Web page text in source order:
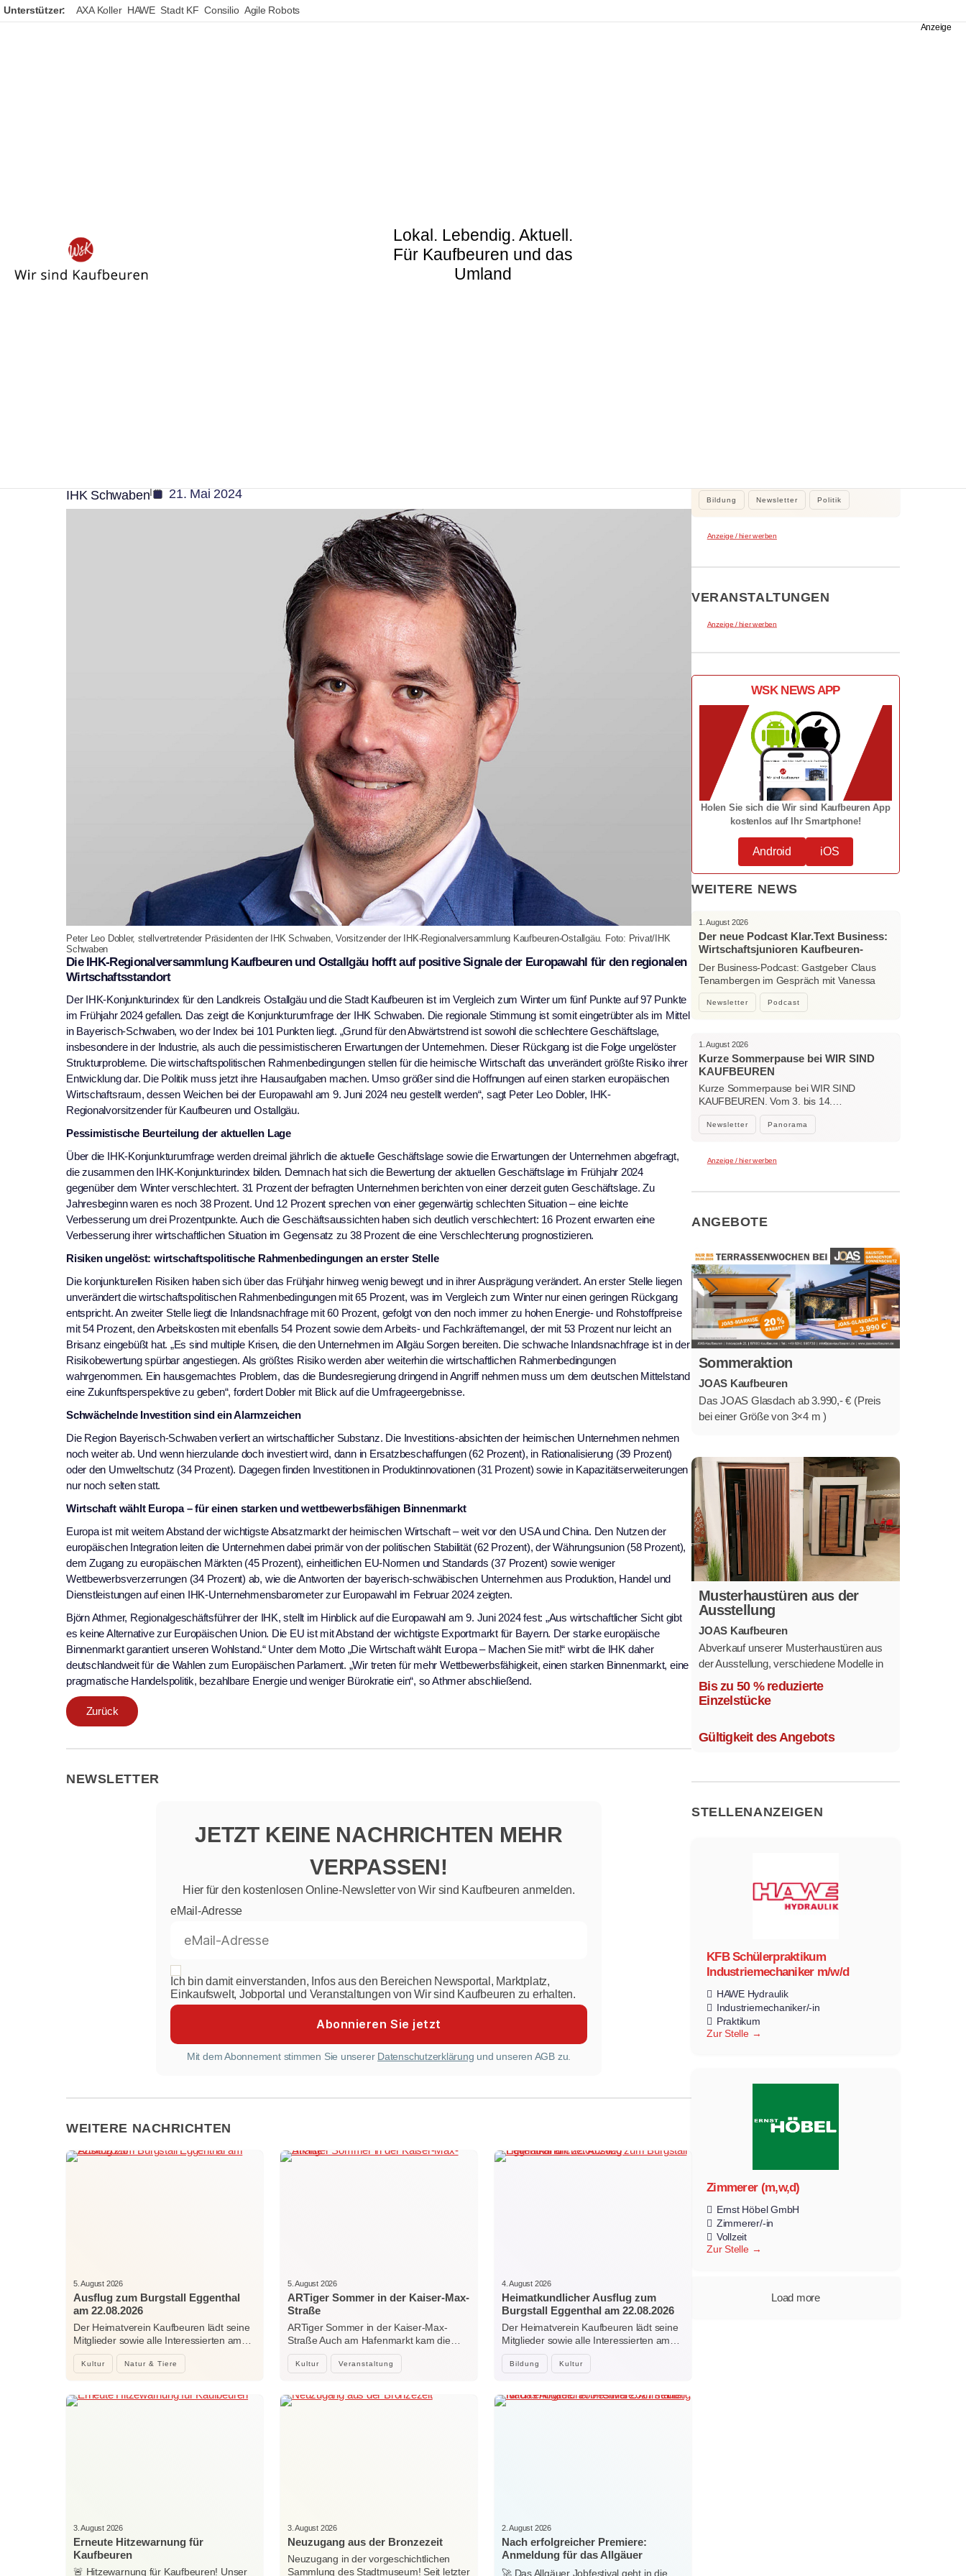
Unterstützer: AXA Koller HAWE Stadt KF Consilio Agile Robots
Lokal. Lebendig. Aktuell.
Für Kaufbeuren und das
Umland
IHK Schwaben| 21. Mai 2024
Peter Leo Dobler, stellvertretender Präsidenten der IHK Schwaben, Vorsitzender der IHK-Regionalversammlung Kaufbeuren-Ostallgäu. Foto: Privat/IHK
Schwaben
Die IHK-Regionalversammlung Kaufbeuren und Ostallgäu hofft auf positive Signale der Europawahl für den regionalen
Wirtschaftsstandort
Der IHK-Konjunkturindex für den Landkreis Ostallgäu und die Stadt Kaufbeuren ist im Vergleich zum Winter um fünf Punkte auf 97 Punkte
im Frühjahr 2024 gefallen. Das zeigt die Konjunkturumfrage der IHK Schwaben. Die regionale Stimmung ist somit eingetrübter als im Mittel
in Bayerisch-Schwaben, wo der Index bei 101 Punkten liegt. „Grund für den Abwärtstrend ist sowohl die schlechtere Geschäftslage,
insbesondere in der Industrie, als auch die pessimistischeren Erwartungen der Unternehmen. Dieser Rückgang ist die Folge ungelöster
Strukturprobleme. Die wirtschaftspolitischen Rahmenbedingungen stellen für die heimische Wirtschaft das unverändert größte Risiko ihrer
Entwicklung dar. Die Politik muss jetzt ihre Hausaufgaben machen. Umso größer sind die Hoffnungen auf einen starken europäischen
Wirtschaftsraum, dessen Weichen bei der Europawahl am 9. Juni 2024 neu gestellt werden“, sagt Peter Leo Dobler, IHK-
Regionalvorsitzender für Kaufbeuren und Ostallgäu.
Pessimistische Beurteilung der aktuellen Lage
Über die IHK-Konjunkturumfrage werden dreimal jährlich die aktuelle Geschäftslage sowie die Erwartungen der Unternehmen abgefragt,
die zusammen den IHK-Konjunkturindex bilden. Demnach hat sich die Bewertung der aktuellen Geschäftslage im Frühjahr 2024
gegenüber dem Winter verschlechtert. 31 Prozent der befragten Unternehmen berichten von einer derzeit guten Geschäftslage. Zu
Jahresbeginn waren es noch 38 Prozent. Und 12 Prozent sprechen von einer gegenwärtig schlechten Situation – eine leichte
Verbesserung um drei Prozentpunkte. Auch die Geschäftsaussichten haben sich deutlich verschlechtert: 16 Prozent erwarten eine
Verbesserung ihrer wirtschaftlichen Situation im Gegensatz zu 38 Prozent die eine Verschlechterung prognostizieren.
Risiken ungelöst: wirtschaftspolitische Rahmenbedingungen an erster Stelle
Die konjunkturellen Risiken haben sich über das Frühjahr hinweg wenig bewegt und in ihrer Ausprägung verändert. An erster Stelle liegen
unverändert die wirtschaftspolitischen Rahmenbedingungen mit 65 Prozent, was im Vergleich zum Winter nur einen geringen Rückgang
entspricht. An zweiter Stelle liegt die Inlandsnachfrage mit 60 Prozent, gefolgt von den noch immer zu hohen Energie- und Rohstoffpreise
mit 54 Prozent, den Arbeitskosten mit ebenfalls 54 Prozent sowie dem Arbeits- und Fachkräftemangel, der mit 53 Prozent nur leicht an
Brisanz eingebüßt hat. „Es sind multiple Krisen, die den Unternehmen im Allgäu Sorgen bereiten. Die schwache Inlandsnachfrage ist in der
Risikobewertung spürbar angestiegen. Als größtes Risiko werden aber weiterhin die wirtschaftlichen Rahmenbedingungen
wahrgenommen. Ein hausgemachtes Problem, das die Bundesregierung dringend in Angriff nehmen muss um dem deutschen Mittelstand
eine Zukunftsperspektive zu geben“, fordert Dobler mit Blick auf die Umfrageergebnisse.
Schwächelnde Investition sind ein Alarmzeichen
Die Region Bayerisch-Schwaben verliert an wirtschaftlicher Substanz. Die Investitions-absichten der heimischen Unternehmen nehmen
noch weiter ab. Und wenn hierzulande doch investiert wird, dann in Ersatzbeschaffungen (62 Prozent), in Rationalisierung (39 Prozent)
oder den Umweltschutz (34 Prozent). Dagegen finden Investitionen in Produktinnovationen (31 Prozent) sowie in Kapazitätserweiterungen
nur noch selten statt.
Wirtschaft wählt Europa – für einen starken und wettbewerbsfähigen Binnenmarkt
Europa ist mit weitem Abstand der wichtigste Absatzmarkt der heimischen Wirtschaft – weit vor den USA und China. Den Nutzen der
europäischen Integration leiten die Unternehmen dabei primär von der politischen Stabilität (62 Prozent), der Währungsunion (58 Prozent),
dem Zugang zu europäischen Märkten (45 Prozent), einheitlichen EU-Normen und Standards (37 Prozent) sowie weniger
Wettbewerbsverzerrungen (34 Prozent) ab, wie die Antworten der bayerisch-schwäbischen Unternehmen aus Produktion, Handel und
Dienstleistungen auf einen IHK-Unternehmensbarometer zur Europawahl im Februar 2024 zeigten.
Björn Athmer, Regionalgeschäftsführer der IHK, stellt im Hinblick auf die Europawahl am 9. Juni 2024 fest: „Aus wirtschaftlicher Sicht gibt
es keine Alternative zur Europäischen Union. Die EU ist mit Abstand der wichtigste Exportmarkt für Bayern. Der starke europäische
Binnenmarkt garantiert unseren Wohlstand.“ Unter dem Motto „Die Wirtschaft wählt Europa – Machen Sie mit!“ wirbt die IHK daher
deutschlandweit für die Wahlen zum Europäischen Parlament. „Wir treten für mehr Wettbewerbsfähigkeit, einen starken Binnenmarkt, eine
pragmatische Handelspolitik, bezahlbare Energie und weniger Bürokratie ein“, so Athmer abschließend.
Zurück
NEWSLETTER
JETZT KEINE NACHRICHTEN MEHR
VERPASSEN!
Hier für den kostenlosen Online-Newsletter von Wir sind Kaufbeuren anmelden.
eMail-Adresse
Ich bin damit einverstanden, Infos aus den Bereichen Newsportal, Marktplatz,
Einkaufswelt, Jobportal und Veranstaltungen von Wir sind Kaufbeuren zu erhalten.
Mit dem Abonnement stimmen Sie unserer Datenschutzerklärung und unseren AGB zu.
WEITERE NACHRICHTEN
Kultur Natur & Tiere
5. August 2026
Ausflug zum Burgstall Eggenthal
am 22.08.2026
Der Heimatverein Kaufbeuren lädt seine
Mitglieder sowie alle Interessierten am…
Kultur Veranstaltung
5. August 2026
ARTiger Sommer in der Kaiser-Max-
Straße
ARTiger Sommer in der Kaiser-Max-
Straße Auch am Hafenmarkt kam die…
Bildung Kultur
4. August 2026
Heimatkundlicher Ausflug zum
Burgstall Eggenthal am 22.08.2026
Der Heimatverein Kaufbeuren lädt seine
Mitglieder sowie alle Interessierten am…
3. August 2026
Erneute Hitzewarnung für
Kaufbeuren
🚨 Hitzewarnung für Kaufbeuren! Unser
3. August 2026
Neuzugang aus der Bronzezeit
Neuzugang in der vorgeschichtlichen
Sammlung des Stadtmuseum! Seit letzter
2. August 2026
Nach erfolgreicher Premiere:
Anmeldung für das Allgäuer
Jobfestival 2027 startet
🚀 Das Allgäuer Jobfestival geht in die
Bildung Newsletter Politik
Anzeige / hier werben
VERANSTALTUNGEN
Anzeige / hier werben
WSK NEWS APP
Holen Sie sich die Wir sind Kaufbeuren App
kostenlos auf Ihr Smartphone!
Android iOS
WEITERE NEWS
Newsletter Podcast
1. August 2026
Der neue Podcast Klar.Text Business:
Wirtschaftsjunioren Kaufbeuren-
Ostallgäu – Menschen, Ideen und
starke Verbindungen
Der Business-Podcast: Gastgeber Claus
Tenambergen im Gespräch mit Vanessa
Bockhorni…
Newsletter Panorama
1. August 2026
Kurze Sommerpause bei WIR SIND
KAUFBEUREN
Kurze Sommerpause bei WIR SIND
KAUFBEUREN. Vom 3. bis 14.…
Anzeige / hier werben
ANGEBOTE
Sommeraktion
JOAS Kaufbeuren
Das JOAS Glasdach ab 3.990,- € (Preis
bei einer Größe von 3×4 m )
Musterhaustüren aus der
Ausstellung
JOAS Kaufbeuren
Abverkauf unserer Musterhaustüren aus
der Ausstellung, verschiedene Modelle in
mehreren Farben und
Ausstattungsvarianten.
Bis zu 50 % reduzierte
Einzelstücke
Gültigkeit des Angebots
STELLENANZEIGEN
KFB Schülerpraktikum
Industriemechaniker m/w/d
HAWE Hydraulik
Industriemechaniker/-in
Praktikum
Zur Stelle
Zimmerer (m,w,d)
Ernst Höbel GmbH
Zimmerer/-in
Vollzeit
Zur Stelle
Load more